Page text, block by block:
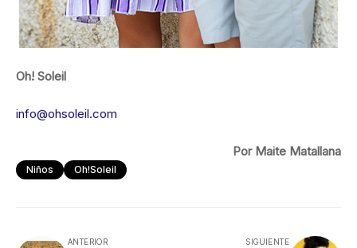
Oh! Soleil
info@ohsoleil.com
Por Maite Matallana
Niños Oh!soleil
ANTERIOR SIGUIENTE